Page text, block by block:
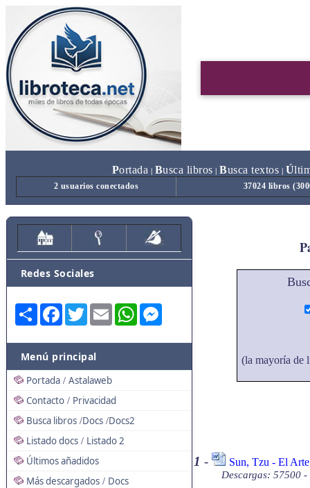
Portada Busca libros Busca textos Ú
2 usuarios conectados 37024 libros
Redes Sociales
Share FacebookTwitterEmail WhatsApp
Menú principal
Portada / Astalaweb
Contacto / Privacidad
Busca libros /Docs /Docs2
Listado docs / Listado 2
Últimos añadidos
Más descargados / Docs
(la mayoría de
1 - Sun, Tzu - El
Descargas: 57500